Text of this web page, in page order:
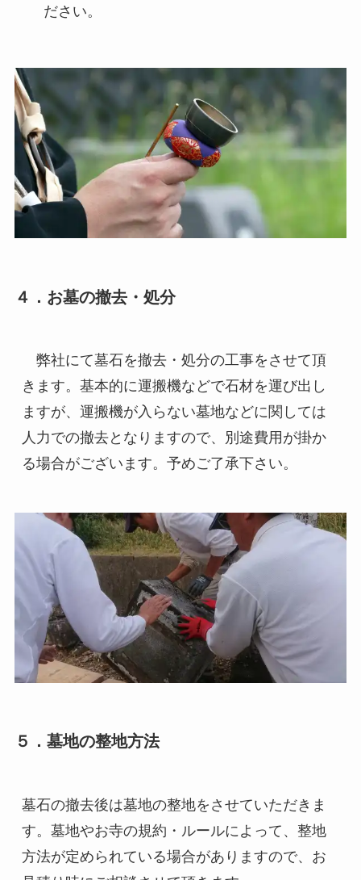
ださい。
４．お墓の撤去・処分
弊社にて墓石を撤去・処分の工事をさせて頂
きます。基本的に運搬機などで石材を運び出し
ますが、運搬機が入らない墓地などに関しては
人力での撤去となりますので、別途費用が掛か
る場合がございます。予めご了承下さい。
５．墓地の整地方法
墓石の撤去後は墓地の整地をさせていただきま
す。墓地やお寺の規約・ルールによって、整地
方法が定められている場合がありますので、お